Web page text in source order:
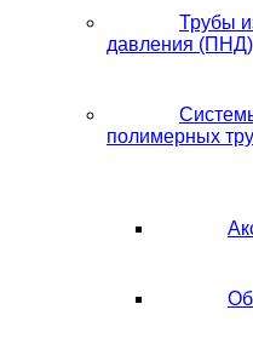
Трубы
давления (ПНД)
полимерных